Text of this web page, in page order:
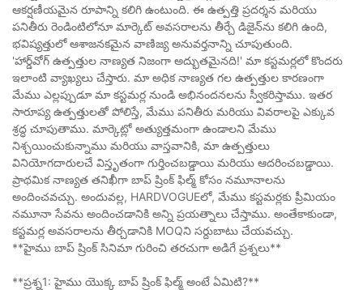
ఆకర్షణీయమైన రూపాన్ని కలిగి ఉంటుంది. ఈ ఉత్పత్తి ప్రదర్శన మరియు
పనితీరు రెండింటిలోనూ మార్కెట్ అవసరాలను తీర్చే డిజైన్‌ను కలిగి ఉంది,
భవిష్యత్తులో ఆశాజనకమైన వాణిజ్య అనువర్తనాన్ని చూపుతుంది.
'హార్డ్‌వోగ్ ఉత్పత్తుల నాణ్యత నిజంగా అద్భుతమైనది!' మా కస్టమర్లలో కొందరు
ఇలాంటి వ్యాఖ్యలు చేస్తారు. మా అధిక నాణ్యత గల ఉత్పత్తుల కారణంగా
మేము ఎల్లప్పుడూ మా కస్టమర్ల నుండి అభినందనలను స్వీకరిస్తాము. ఇతర
సారూప్య ఉత్పత్తులతో పోలిస్తే, మేము పనితీరు మరియు వివరాలపై ఎక్కువ
శ్రద్ధ చూపుతాము. మార్కెట్లో అత్యుత్తమంగా ఉండాలని మేము
నిశ్చయించుకున్నాము మరియు వాస్తవానికి, మా ఉత్పత్తులు
వినియోగదారులచే విస్తృతంగా గుర్తించబడ్డాయి మరియు ఆదరించబడ్డాయి.
ప్రాథమిక నాణ్యత తనిఖీగా బాప్ ష్రింక్ ఫిల్మ్ కోసం నమూనాలను
అందించవచ్చు. అందువల్ల, HARDVOGUEలో, మేము కస్టమర్లకు ప్రీమియం
నమూనా సేవను అందించడానికి అన్ని ప్రయత్నాలు చేస్తాము. అంతేకాకుండా,
కస్టమర్ల అవసరాలను తీర్చడానికి MOQని సర్దుబాటు చేయవచ్చు.
**హైము బాప్ ష్రింక్ సినిమా గురించి తరచుగా అడిగే ప్రశ్నలు**
**ప్రశ్న1: హైము యొక్క బాప్ ష్రింక్ ఫిల్మ్ అంటే ఏమిటి?**